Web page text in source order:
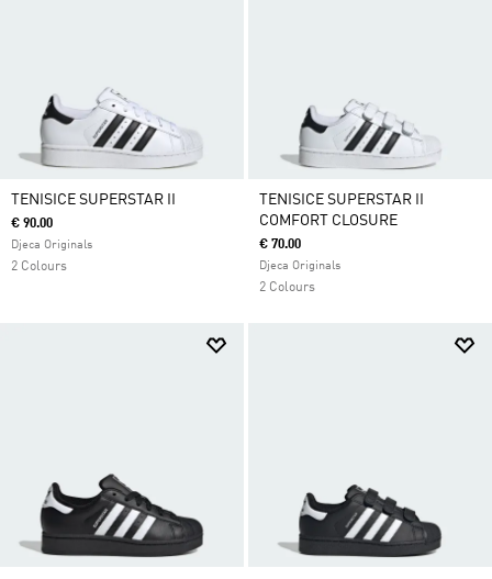
TENISICE SUPERSTAR II
€ 90.00
Djeca Originals
2 Colours
TENISICE SUPERSTAR II
COMFORT CLOSURE
€ 70.00
Djeca Originals
2 Colours